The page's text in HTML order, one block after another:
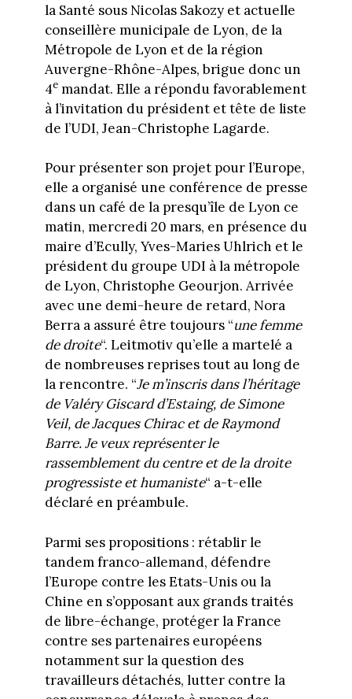
la Santé sous Nicolas Sakozy et actuelle
conseillère municipale de Lyon, de la
Métropole de Lyon et de la région
Auvergne-Rhône-Alpes, brigue donc un
4emandat. Elle a répondu favorablement
à l’invitation du président et tête de liste
de l’UDI, Jean-Christophe Lagarde.
Pour présenter son projet pour l’Europe,
elle a organisé une conférence de presse
dans un café de la presqu’île de Lyon ce
matin, mercredi 20 mars, en présence du
maire d’Ecully, Yves-Maries Uhlrich et le
président du groupe UDI à la métropole
de Lyon, Christophe Geourjon. Arrivée
avec une demi-heure de retard, Nora
Berra a assuré être toujours “une femme
de droite“. Leitmotiv qu’elle a martelé a
de nombreuses reprises tout au long de
la rencontre. “Je m’inscris dans l’héritage
de Valéry Giscard d’Estaing, de Simone
Veil, de Jacques Chirac et de Raymond
Barre. Je veux représenter le
rassemblement du centre et de la droite
progressiste et humaniste“ a-t-elle
déclaré en préambule.
Parmi ses propositions : rétablir le
tandem franco-allemand, défendre
l’Europe contre les Etats-Unis ou la
Chine en s’opposant aux grands traités
de libre-échange, protéger la France
contre ses partenaires européens
notamment sur la question des
travailleurs détachés, lutter contre la